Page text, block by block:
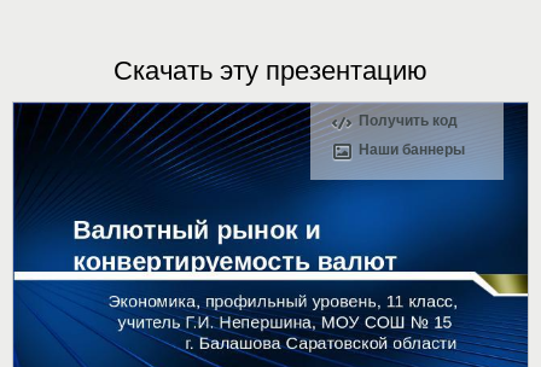
Скачать эту презентацию
Получить код
Наши баннеры